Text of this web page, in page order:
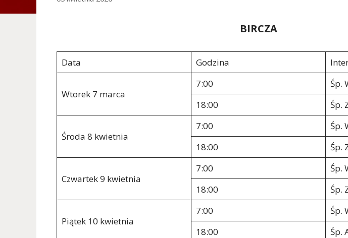
BIRCZA
Data Godzina
Wtorek 7 marca
7:00
Śp.
18:00
Śp.
Środa 8 kwietnia
7:00
Śp.
18:00
Śp.
Czwartek 9 kwietnia
7:00
Śp.
18:00
Śp.
Piątek 10 kwietnia
7:00
Śp.
18:00
Śp.